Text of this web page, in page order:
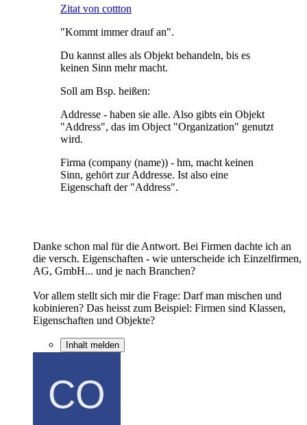
Zitat von cottton
"Kommt immer drauf an".
Du kannst alles als Objekt behandeln, bis es
keinen Sinn mehr macht.
Soll am Bsp. heißen:
Addresse - haben sie alle. Also gibts ein Objekt
"Address", das im Object "Organization" genutzt
wird.
Firma (company (name)) - hm, macht keinen
Sinn, gehört zur Addresse. Ist also eine
Eigenschaft der "Address".
Danke schon mal für die Antwort. Bei Firmen dachte ich an
die versch. Eigenschaften - wie unterscheide ich Einzelfirmen,
AG, GmbH... und je nach Branchen?
Vor allem stellt sich mir die Frage: Darf man mischen und
kobinieren? Das heisst zum Beispiel: Firmen sind Klassen,
Eigenschaften und Objekte?
Inhalt melden